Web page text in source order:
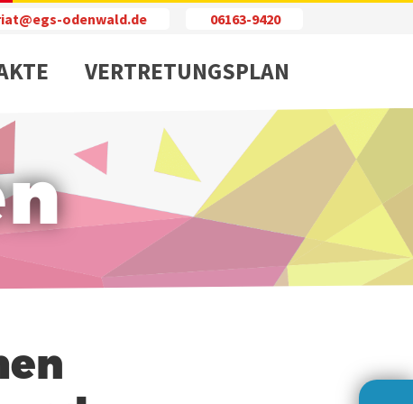
odenwald.de 06163-9420
VERTRETUNGSPLAN